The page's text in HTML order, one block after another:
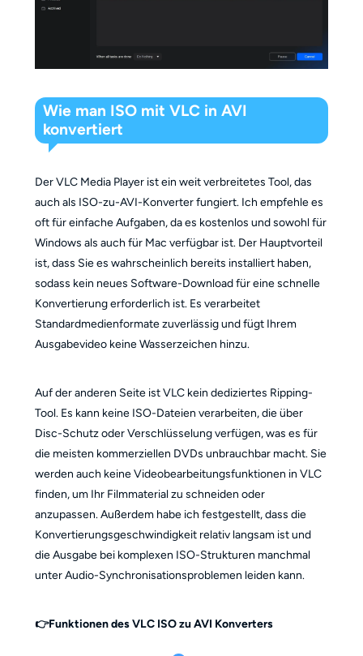
Wie man ISO mit VLC in AVI
konvertiert
Der VLC Media Player ist ein weit verbreitetes Tool, das
auch als ISO-zu-AVI-Konverter fungiert. Ich empfehle es
oft für einfache Aufgaben, da es kostenlos und sowohl für
Windows als auch für Mac verfügbar ist. Der Hauptvorteil
ist, dass Sie es wahrscheinlich bereits installiert haben,
sodass kein neues Software-Download für eine schnelle
Konvertierung erforderlich ist. Es verarbeitet
Standardmedienformate zuverlässig und fügt Ihrem
Ausgabevideo keine Wasserzeichen hinzu.
Auf der anderen Seite ist VLC kein dediziertes Ripping-
Tool. Es kann keine ISO-Dateien verarbeiten, die über
Disc-Schutz oder Verschlüsselung verfügen, was es für
die meisten kommerziellen DVDs unbrauchbar macht. Sie
werden auch keine Videobearbeitungsfunktionen in VLC
finden, um Ihr Filmmaterial zu schneiden oder
anzupassen. Außerdem habe ich festgestellt, dass die
Konvertierungsgeschwindigkeit relativ langsam ist und
die Ausgabe bei komplexen ISO-Strukturen manchmal
unter Audio-Synchronisationsproblemen leiden kann.
👉Funktionen des VLC ISO zu AVI Konverters